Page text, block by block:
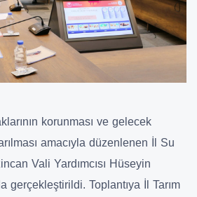
korunması ve gelecek
amacıyla düzenlenen İl Su
Vali Yardımcısı Hüseyin
gerçekleştirildi. Toplantıya İl Tarım